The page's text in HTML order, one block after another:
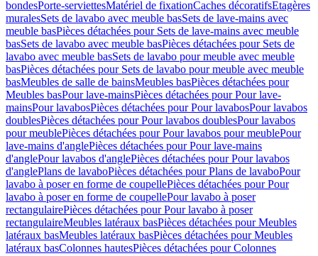
bondesPorte-serviettesMatériel de fixationCaches décoratifsEtagères
muralesSets de lavabo avec meuble basSets de lave-mains avec
meuble basPièces détachées pour Sets de lave-mains avec meuble
basSets de lavabo avec meuble basPièces détachées pour Sets de
lavabo avec meuble basSets de lavabo pour meuble avec meuble
basPièces détachées pour Sets de lavabo pour meuble avec meuble
basMeubles de salle de bainsMeubles basPièces détachées pour
Meubles basPour lave-mainsPièces détachées pour Pour lave-
mainsPour lavabosPièces détachées pour Pour lavabosPour lavabos
doublesPièces détachées pour Pour lavabos doublesPour lavabos
pour meublePièces détachées pour Pour lavabos pour meublePour
lave-mains d'anglePièces détachées pour Pour lave-mains
d'anglePour lavabos d'anglePièces détachées pour Pour lavabos
d'anglePlans de lavaboPièces détachées pour Plans de lavaboPour
lavabo à poser en forme de coupellePièces détachées pour Pour
lavabo à poser en forme de coupellePour lavabo à poser
rectangulairePièces détachées pour Pour lavabo à poser
rectangulaireMeubles latéraux basPièces détachées pour Meubles
latéraux basMeubles latéraux basPièces détachées pour Meubles
latéraux basColonnes hautesPièces détachées pour Colonnes